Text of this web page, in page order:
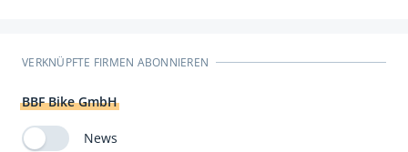
VERKNÜPFTE FIRMEN ABONNIEREN
BBF Bike GmbH
News